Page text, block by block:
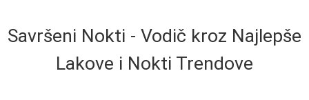
Savršeni Nokti - Vodič kroz Najlepše
Lakove i Nokti Trendove